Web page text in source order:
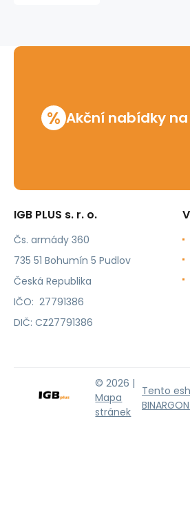
% Akční nabídky
IGB PLUS s. r. o.
Čs. armády 360
735 51 Bohumín 5 Pudlov
Česká Republika
IČO: 27791386
DIČ: CZ27791386
© 2026 |
Mapa
stránek
Tento